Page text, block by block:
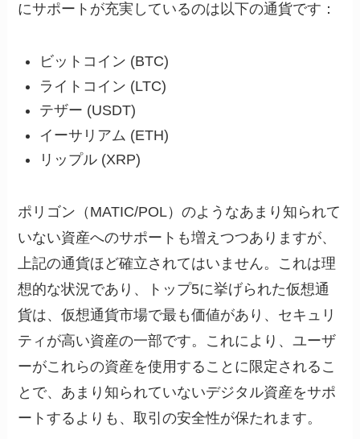
にサポートが充実しているのは以下の通貨です：
ビットコイン (BTC)
ライトコイン (LTC)
テザー (USDT)
イーサリアム (ETH)
リップル (XRP)
ポリゴン（MATIC/POL）のようなあまり知られて
いない資産へのサポートも増えつつありますが、
上記の通貨ほど確立されてはいません。これは理
想的な状況であり、トップ5に挙げられた仮想通
貨は、仮想通貨市場で最も価値があり、セキュリ
ティが高い資産の一部です。これにより、ユーザ
ーがこれらの資産を使用することに限定されるこ
とで、あまり知られていないデジタル資産をサポ
ートするよりも、取引の安全性が保たれます。